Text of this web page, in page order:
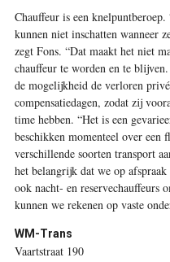
Chauffeur is een
kunnen niet inschatten wanneer
zegt Fons. “Dat maakt het niet
chauffeur te worden en te
de mogelijkheid de verloren
compensatiedagen, zodat zij
time hebben. “Het is een
beschikken momenteel over een
verschillende soorten transport
het belangrijk dat we op
ook nacht- en reservechauffeurs
kunnen we rekenen op vaste
WM-Trans
Vaartstraat 190